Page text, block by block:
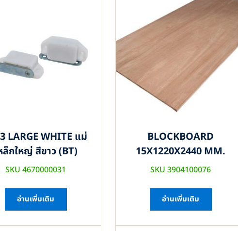
LARGE WHITE แม่
ล็กใหญ่ สีขาว (BT)
SKU 4670000031
อ่านเพิ่มเติม
BLOCKBOARD
15X1220X2440 MM.
SKU 3904100076
อ่านเพิ่มเติม